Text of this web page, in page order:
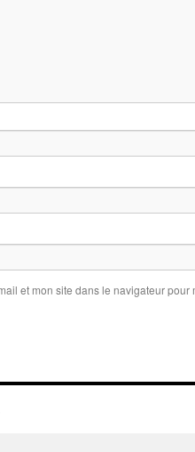
et mon site dans le navigateur